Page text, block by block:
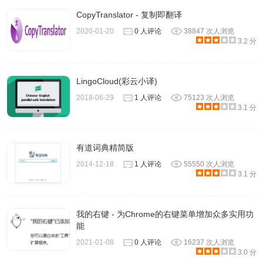
CopyTranslator - 复制即翻译
2020-01-20 0 人评论
38847 次人浏览
3.2 分
LingoCloud(彩云小译)
2018-06-29 1 人评论
75123 次人浏览
3.1 分
有道词典精简版
2014-12-18 1 人评论
55550 次人浏览
3.1 分
我的右键 - 为Chrome的右键菜单增加众多实用功
能
2021-01-08 0 人评论
16237 次人浏览
3.0 分